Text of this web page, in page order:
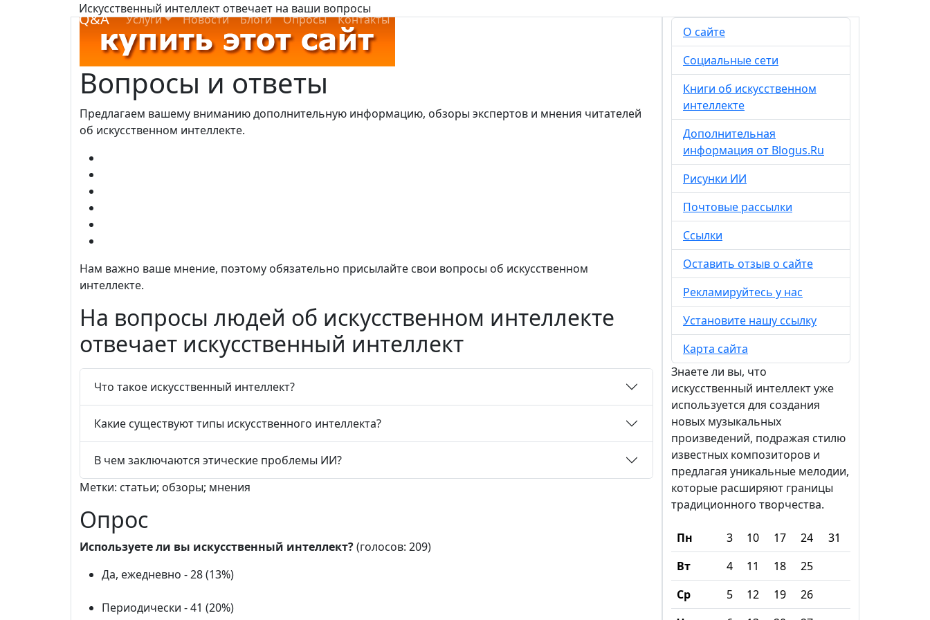
Q&A Услуги Новости Блоги Опросы Контакты
Искусственный интеллект отвечает на ваши вопросы
Вопросы и ответы
Предлагаем вашему вниманию дополнительную информацию, обзоры экспертов и мнения читателей
об искусственном интеллекте.
Нам важно ваше мнение, поэтому обязательно присылайте свои вопросы об искусственном
интеллекте.
На вопросы людей об искусственном интеллекте
отвечает искусственный интеллект
Что такое искусственный интеллект?
Какие существуют типы искусственного интеллекта?
В чем заключаются этические проблемы ИИ?
Метки: статьи; обзоры; мнения
Опрос
Используете ли вы искусственный интеллект?(голосов: 209)
Да, ежедневно - 28 (13%)
Периодически - 41 (20%)
О сайте
Социальные сети
Книги об искусственном
интеллекте
Дополнительная
информация от Blogus.Ru
Рисунки ИИ
Почтовые рассылки
Ссылки
Оставить отзыв о сайте
Рекламируйтесь у нас
Установите нашу ссылку
Карта сайта
Знаете ли вы, что
искусственный интеллект уже
используется для создания
новых музыкальных
произведений, подражая стилю
известных композиторов и
предлагая уникальные мелодии,
которые расширяют границы
традиционного творчества.
Пн 3 10 17 24
31
Вт
4 11 18
25
Ср
5 12 19
26